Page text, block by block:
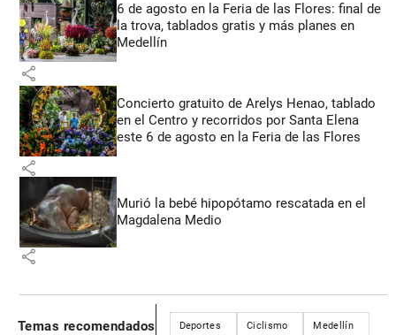
6 de agosto en la Feria de las Flores: final de
la trova, tablados gratis y más planes en
Medellín
share
Concierto gratuito de Arelys Henao, tablado
en el Centro y recorridos por Santa Elena
este 6 de agosto en la Feria de las Flores
share
Murió la bebé hipopótamo rescatada en el
Magdalena Medio
share
Temas recomendados Deportes Ciclismo Medellín